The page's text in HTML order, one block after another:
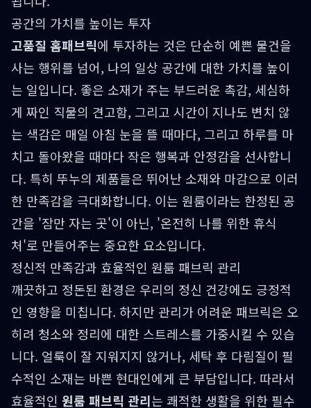
공간의 가치를 높이는 투자
고품질 홈패브릭에 투자하는 것은 단순히 예쁜 물건을
사는 행위를 넘어, 나의 일상 공간에 대한 가치를 높이
는 일입니다. 좋은 소재가 주는 부드러운 촉감, 세심하
게 짜인 직물의 견고함, 그리고 시간이 지나도 변치 않
는 색감은 매일 아침 눈을 뜰 때마다, 그리고 하루를 마
치고 돌아왔을 때마다 작은 행복과 안정감을 선사합니
다. 특히 뚜누의 제품들은 뛰어난 소재와 마감으로 이러
한 만족감을 극대화합니다. 이는 원룸이라는 한정된 공
간을 '잠만 자는 곳'이 아닌, '온전히 나를 위한 휴식
처'로 만들어주는 중요한 요소입니다.
정신적 만족감과 효율적인 원룸 패브릭 관리
깨끗하고 정돈된 환경은 우리의 정신 건강에도 긍정적
인 영향을 미칩니다. 하지만 관리가 어려운 패브릭은 오
히려 청소와 정리에 대한 스트레스를 가중시킬 수 있습
니다. 얼룩이 잘 지워지지 않거나, 세탁 후 다림질이 필
수적인 소재는 바쁜 현대인에게 큰 부담입니다. 따라서
효율적인 원룸 패브릭 관리는 쾌적한 생활을 위한 필수